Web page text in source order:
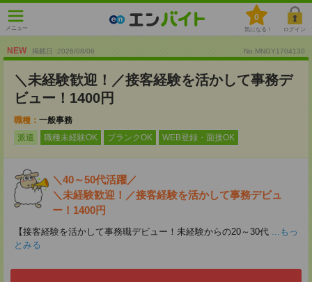
メニュー
0
気になる！ ログイン
NEW 掲載日 :2026/08/06 No.MNGY1704130
＼未経験歓迎！／接客経験を活かして事務デ
ビュー！1400円
職種： 一般事務
派遣
職種未経験OK ブランクOK WEB登録・面接OK
＼40～50代活躍／
＼未経験歓迎！／接客経験を活かして事務デビュ
ー！1400円
【接客経験を活かして事務職デビュー！未経験からの20～30代 ...もっ
とみる